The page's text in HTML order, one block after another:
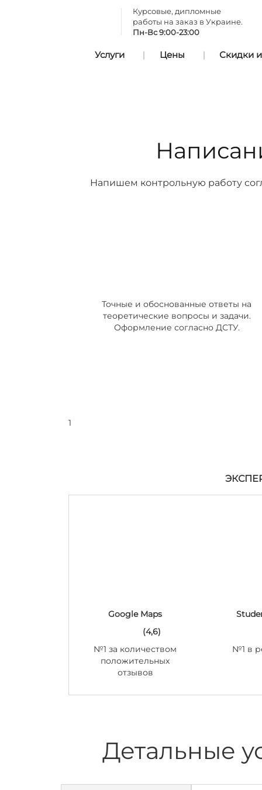
Курсовые, дипломные
работы на заказ в Украине.
Пн-Вс 9:00-23:00
Услуги Цены Скидки
Напишем контрольную работу
Точные и обоснованные ответы на
теоретические вопросы и задачи.
Оформление согласно ДСТУ.
1
Google Maps
(4,6)
№1 за количеством
положительных
отзывов
№1 в
Детальные